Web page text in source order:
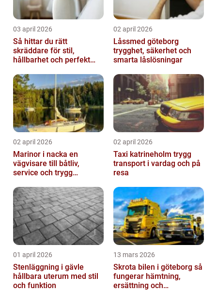
03 april 2026
Så hittar du rätt
skräddare för stil,
hållbarhet och perfekt
02 april 2026
Låssmed göteborg
trygghet, säkerhet och
smarta låslösningar
02 april 2026
Marinor i nacka en
vägvisare till båtliv,
service och trygg
02 april 2026
Taxi katrineholm trygg
transport i vardag och på
resa
01 april 2026
Stenläggning i gävle
hållbara uterum med stil
och funktion
13 mars 2026
Skrota bilen i göteborg så
fungerar hämtning,
ersättning och